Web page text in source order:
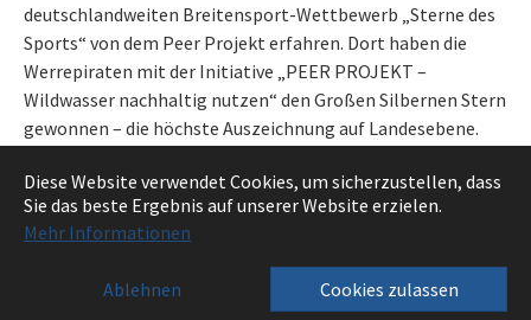
Diese Website verwendet Cookies, um sicherzustellen, dass
Sie das beste Ergebnis auf unserer Website erzielen.
Mehr Informationen
Ablehnen Cookies zulassen
deutschlandweiten Breitensport-Wettbewerb „Sterne des
Sports“ von dem Peer Projekt erfahren. Dort haben die
Werrepiraten mit der Initiative „PEER PROJEKT –
Wildwasser nachhaltig nutzen“ den Großen Silbernen Stern
gewonnen – die höchste Auszeichnung auf Landesebene.
Quelle:handwerk-owl.de/
Zurück
0